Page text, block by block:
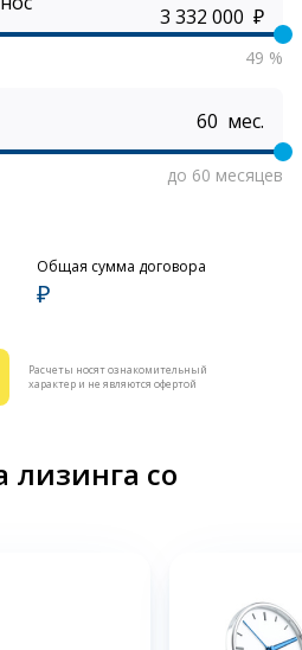
₽
49 %
мес.
до 60 месяцев
Общая сумма договора
₽
Расчеты носят ознакомительный
характер и не являются офертой
со